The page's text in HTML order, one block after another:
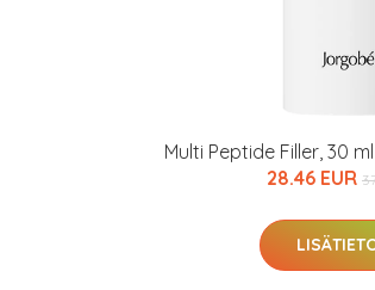
Multi Peptide Filler, 30
28.46 EUR